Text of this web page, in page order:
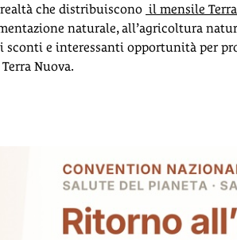
che distribuiscono il mensile
naturale, all’agricoltura
sconti e interessanti opportunità per
Nuova.